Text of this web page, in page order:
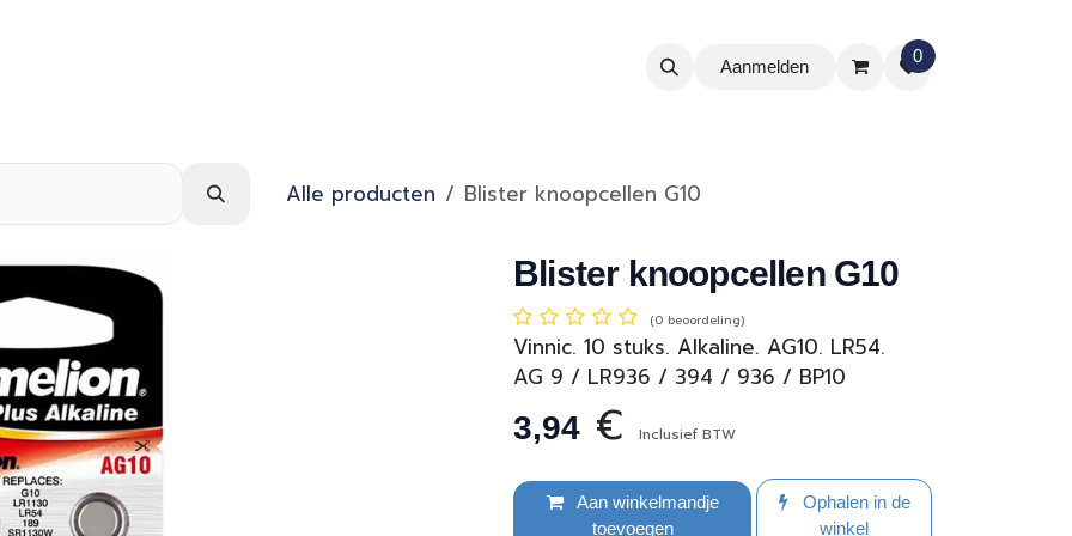
Aanmelden
0
Alle producten Blister knoopcellen G10
Blister knoopcellen G10
(0 beoordeling)
Vinnic. 10 stuks. Alkaline. AG10. LR54.
AG 9 / LR936 / 394 / 936 / BP10
3,94 € Inclusief BTW
Aan winkelmandje
toevoegen
Ophalen in de
winkel